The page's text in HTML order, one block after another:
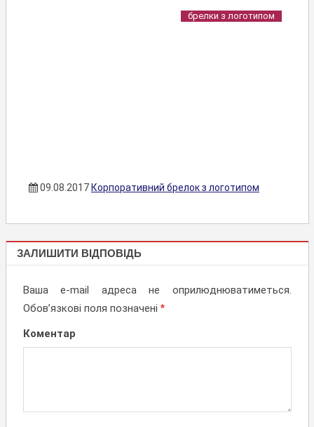
брелки з логотипом
09.08.2017 Корпоративний брелок з логотипом
БРЕЛКИ З
ЛОГОТИПОМ
ЗАЛИШИТИ ВІДПОВІДЬ
Ваша e-mail адреса не оприлюднюватиметься.
Обов’язкові поля позначені *
Коментар